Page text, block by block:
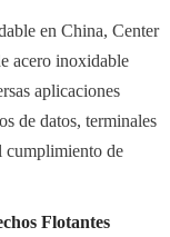
en China, Center
acero inoxidable
aplicaciones
de datos, terminales
cumplimiento de
Flotantes